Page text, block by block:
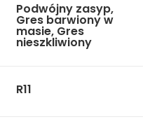
Podwójny zasyp,
Gres barwiony w
masie, Gres
nieszkliwiony
R11